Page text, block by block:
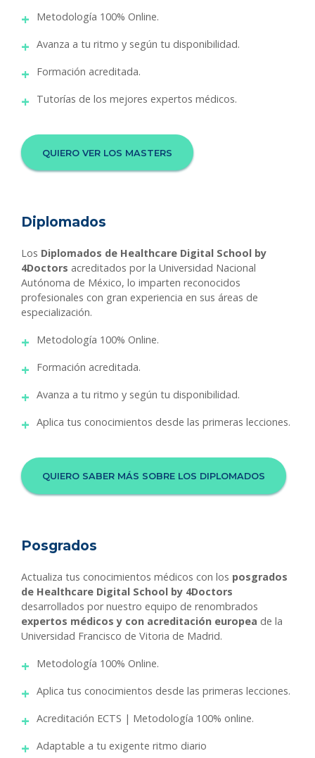
Metodología 100% Online.
Avanza a tu ritmo y según tu disponibilidad.
Formación acreditada.
Tutorías de los mejores expertos médicos.
QUIERO VER LOS MASTERS
Diplomados
Los Diplomados de Healthcare Digital School by
4Doctors acreditados por la Universidad Nacional
Autónoma de México, lo imparten reconocidos
profesionales con gran experiencia en sus áreas de
especialización.
Metodología 100% Online.
Formación acreditada.
Avanza a tu ritmo y según tu disponibilidad.
Aplica tus conocimientos desde las primeras lecciones.
QUIERO SABER MÁS SOBRE LOS DIPLOMADOS
Posgrados
Actualiza tus conocimientos médicos con los posgrados
de Healthcare Digital School by 4Doctors
desarrollados por nuestro equipo de renombrados
expertos médicos y con acreditación europea de la
Universidad Francisco de Vitoria de Madrid.
Metodología 100% Online.
Aplica tus conocimientos desde las primeras lecciones.
Acreditación ECTS | Metodología 100% online.
Adaptable a tu exigente ritmo diario